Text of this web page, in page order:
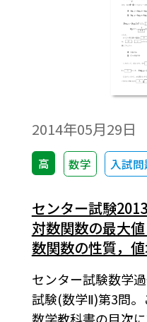
2014年05月29日
高 数学 入試問
センター試験
対数関数の最大
数関数の性質，値
センター試験数学
試験(数学Ⅱ)第3問